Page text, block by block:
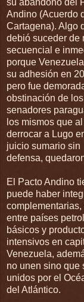
Andino (Acuerdo
Cartagena). Algo
debió suceder de
secuencial e
porque
su adhesión en
pero fue
obstinación de los
senadores
los mismos que al
derrocar a Lugo
juicio sumario sin
defensa,
El Pacto Andino
puede haber
entre países
básicos y
intensivos en
Venezuela,
no unen sino que
unidos por el
del Atlántico.